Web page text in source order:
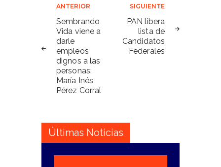
Navegación
de
entradas
ANTERIOR
Sembrando
Vida viene a
darle
empleos
dignos a las
personas:
María Inés
Pérez Corral
SIGUIENTE
PAN libera
lista de
Candidatos
Federales
Últimas Noticias